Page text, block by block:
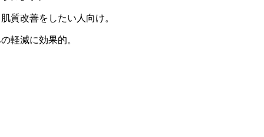
質改善をしたい人向け。
軽減に効果的。